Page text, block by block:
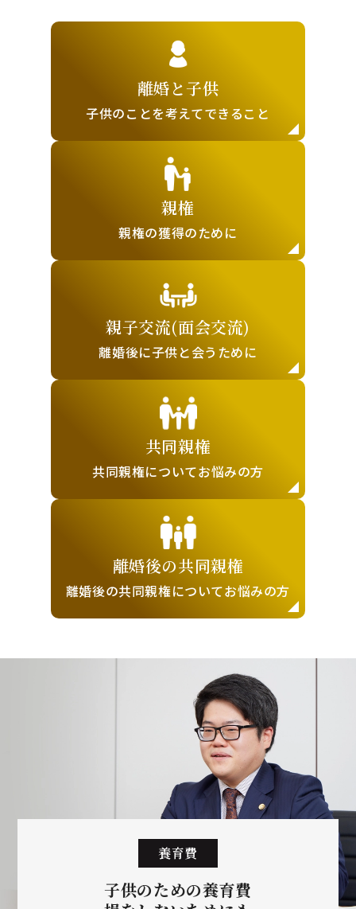
離婚と子供
子供のことを考えてできること
親権
親権の獲得のために
親子交流(面会交流)
離婚後に子供と会うために
共同親権
共同親権についてお悩みの方
離婚後の共同親権
離婚後の共同親権についてお悩みの方
養育費
子供のための養育費